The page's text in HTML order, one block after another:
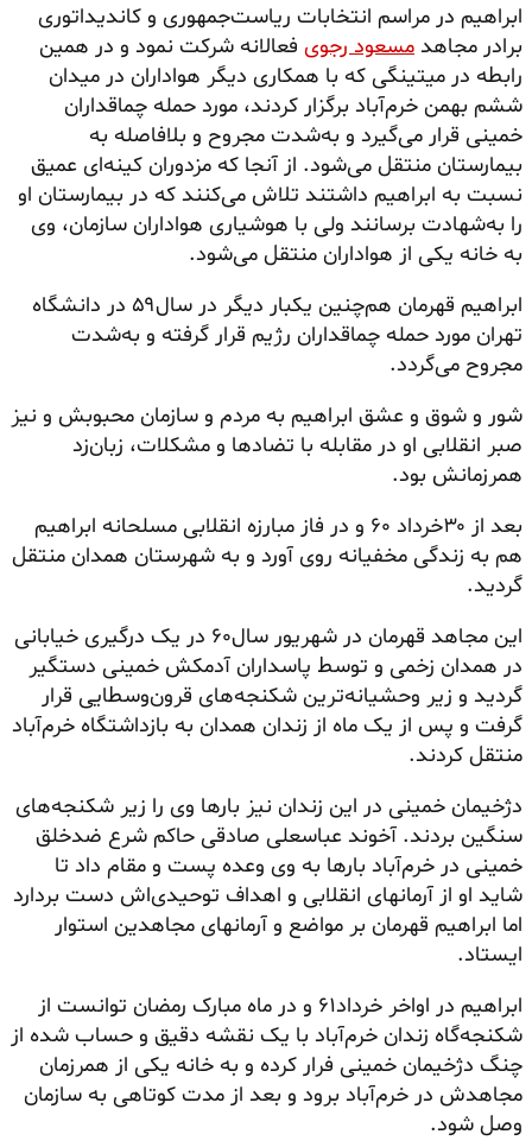
ابراهیم در مراسم انتخابات ریاست‌جمهوری و کاندیداتوری
برادر مجاهد مسعود رجوی فعالانه شرکت نمود و در همین
رابطه در میتینگی که با همکاری دیگر هواداران در میدان
ششم بهمن خرم‌آباد برگزار کردند، مورد حمله چماقداران
خمینی قرار می‌گیرد و به‌شدت مجروح و بلافاصله به
بیمارستان منتقل می‌شود. از آنجا که مزدوران کینه‌ای عمیق
نسبت به ابراهیم داشتند تلاش می‌کنند که در بیمارستان او
را به‌شهادت برسانند ولی با هوشیاری هواداران سازمان، وی
به خانه یکی از هواداران منتقل می‌شود.
ابراهیم قهرمان هم‌چنین یکبار دیگر در سال۵۹ در دانشگاه
تهران مورد حمله چماقداران رژیم قرار گرفته و به‌شدت
مجروح می‌گردد.
شور و شوق و عشق ابراهیم به مردم و سازمان محبوبش و نیز
صبر انقلابی او در مقابله با تضادها و مشکلات، زبان‌زد
همرزمانش بود.
بعد از ۳۰خرداد ۶۰ و در فاز مبارزه انقلابی مسلحانه ابراهیم
هم به زندگی مخفیانه روی آورد و به شهرستان همدان منتقل
گردید.
این مجاهد قهرمان در شهریور سال۶۰ در یک درگیری خیابانی
در همدان زخمی و توسط پاسداران آدمکش خمینی دستگیر
گردید و زیر وحشیانه‌ترین شکنجه‌های قرون‌وسطایی قرار
گرفت و پس از یک ماه از زندان همدان به بازداشتگاه خرم‌آباد
منتقل کردند.
دژخیمان خمینی در این زندان نیز بارها وی را زیر شکنجه‌های
سنگین بردند. آخوند عباسعلی صادقی حاکم شرع ضدخلق
خمینی در خرم‌آباد بارها به وی وعده پست و مقام داد تا
شاید او از آرمانهای انقلابی و اهداف توحیدی‌اش دست بردارد
اما ابراهیم قهرمان بر مواضع و آرمانهای مجاهدین استوار
ایستاد.
ابراهیم در اواخر خرداد۶۱ و در ماه مبارک رمضان توانست از
شکنجه‌گاه زندان خرم‌آباد با یک نقشه دقیق و حساب شده از
چنگ دژخیمان خمینی فرار کرده و به خانه یکی از همرزمان
مجاهدش در خرم‌آباد برود و بعد از مدت کوتاهی به سازمان
وصل شود.